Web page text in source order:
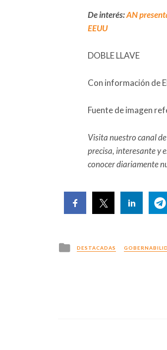
De interés:AN
EEUU
DOBLE LLAVE
Con información de
Fuente de imagen
Visita nuestro canal
precisa, interesante y
conocer diariamente
Posted
in
DESTACADAS